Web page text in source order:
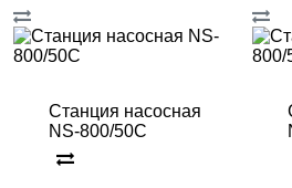
Станция насосная
NS-800/50C